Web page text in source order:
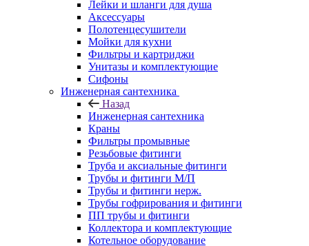
Лейки и шланги для душа
Аксессуары
Полотенцесушители
Мойки для кухни
Фильтры и картриджи
Унитазы и комплектующие
Сифоны
Инженерная сантехника
Назад
Инженерная сантехника
Краны
Фильтры промывные
Резьбовые фитинги
Труба и аксиальные фитинги
Трубы и фитинги М/П
Трубы и фитинги нерж.
Трубы гофрирования и фитинги
ПП трубы и фитинги
Коллектора и комплектующие
Котельное оборудование